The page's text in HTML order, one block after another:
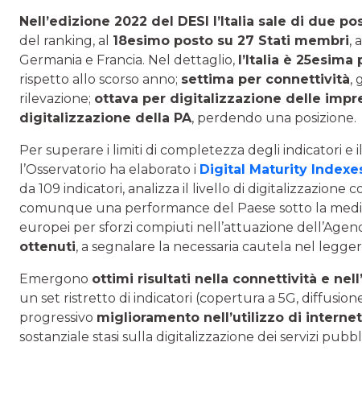
Nell’edizione 2022 del DESI l’Italia sale di due
del ranking, al 18esimo posto su 27 Stati membri,
Germania e Francia. Nel dettaglio, l’Italia è
rispetto allo scorso anno; settima per connettività,
rilevazione; ottava per digitalizzazione delle
digitalizzazione della PA, perdendo una posizione.
Per superare i limiti di completezza degli indicatori
l’Osservatorio ha elaborato i Digital Maturity
da 109 indicatori, analizza il livello di digitalizzazione
comunque una performance del Paese sotto la
europei per sforzi compiuti nell’attuazione
ottenuti, a segnalare la necessaria cautela nel
Emergono ottimi risultati nella connettività e
un set ristretto di indicatori (copertura a 5G,
progressivo miglioramento nell’utilizzo di
sostanziale stasi sulla digitalizzazione dei servizi